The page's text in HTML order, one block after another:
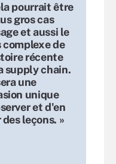
pourrait être
gros cas
et aussi le
complexe de
récente
supply chain.
une
unique
et d'en
leçons. »